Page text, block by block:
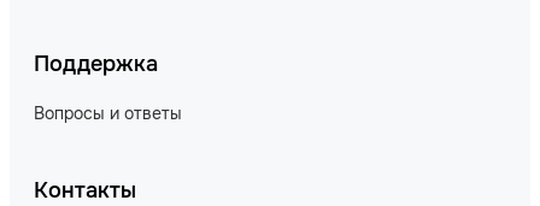
Поддержка
Вопросы и ответы
Контакты